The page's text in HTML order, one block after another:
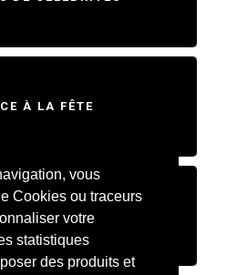
vous
Cookies ou traceurs
votre
statistiques
des produits et
À LA FÊTE
HOME